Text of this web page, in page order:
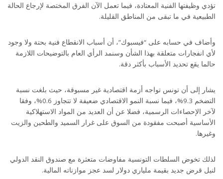
تؤدي وظيفتها الفنية المعتادة، فيما تعمل الآن الفرق المختصة لإرجاع الحالة
الطبيعية في ما تبقى من المناطق القليلة.
وأضاف في حسابه على “فيسبوك”، أن أسباب الانقطاع فنية بحتة ولا وجود
لأي انفجارات متعلقة بهذا الشأن وسنمد الرأي العام بالتوضيحات اللازمة
حالما يقع تحديد الأسباب بأكثر دقة.
يشار إلى أن تونس تواجه أزمة اقتصادية غير مسبوقة، حيث بلغت نسبة
التضخم 9.3%، فيما نسبة النمو الاقتصادي ضعيفة لا تتجاوز 0.6%، وفقا
لآخر الإحصاءات الرسمية، فضلا عن أن العديد من المواد الاستهلاكية
الأساسية أصبحت مفقودة من السوق على غرار السميد والطحين والزيت
وغيرها.
لذلك تخوض السلطات التونسية مفاوضات متعثرة مع صندوق النقد الدولي
لنيل قرض جديد بقيمة ملياري دولار لسد عجز موازناته المالية.